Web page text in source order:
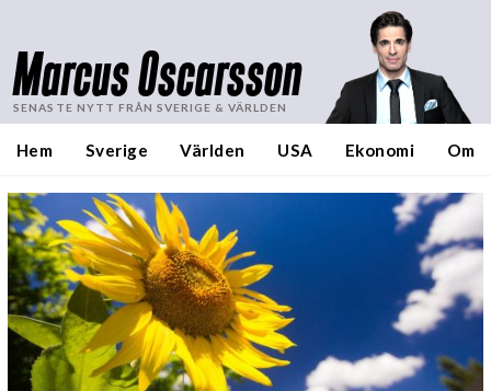
Marcus Oscarsson
SENASTE NYTT FRÅN SVERIGE & VÄRLDEN
Hem Sverige Världen USA Ekonomi Om